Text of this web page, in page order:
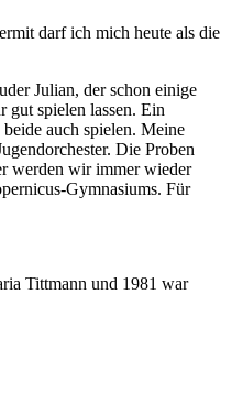
darf ich mich heute als die
Julian, der schon einige
gut spielen lassen. Ein
auch spielen. Meine
Die Proben
werden wir immer wieder
Gymnasiums. Für
Tittmann und 1981 war